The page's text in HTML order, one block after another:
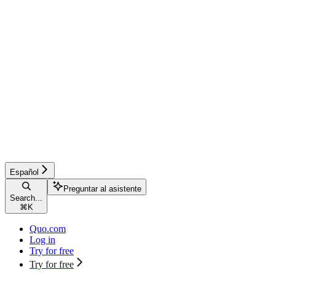
Español
Search...
⌘ K
Preguntar al asistente
Quo.com
Log in
Try for free
Try for free